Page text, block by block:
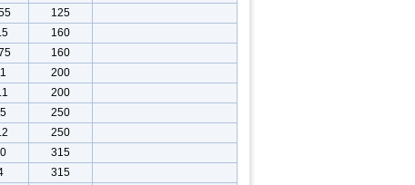
125
160
160
200
200
250
250
315
315